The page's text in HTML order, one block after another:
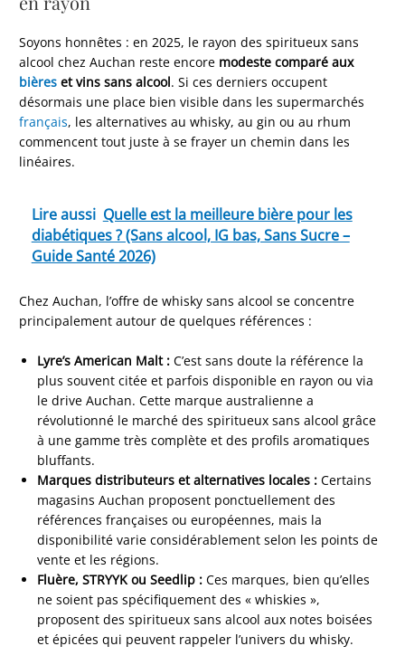
Soyons honnêtes : en 2025, le rayon des spiritueux sans
alcool chez Auchan reste encore modeste comparé aux
bières et vins sans alcool. Si ces derniers occupent
désormais une place bien visible dans les supermarchés
français, les alternatives au whisky, au gin ou au rhum
commencent tout juste à se frayer un chemin dans les
linéaires.
Lire aussi Quelle est la meilleure bière pour les
diabétiques ? (Sans alcool, IG bas, Sans Sucre –
Guide Santé 2026)
Chez Auchan, l’offre de whisky sans alcool se concentre
principalement autour de quelques références :
Lyre’s American Malt : C’est sans doute la référence la
plus souvent citée et parfois disponible en rayon ou via
le drive Auchan. Cette marque australienne a
révolutionné le marché des spiritueux sans alcool grâce
à une gamme très complète et des profils aromatiques
bluffants.
Marques distributeurs et alternatives locales : Certains
magasins Auchan proposent ponctuellement des
références françaises ou européennes, mais la
disponibilité varie considérablement selon les points de
vente et les régions.
Fluère, STRYYK ou Seedlip : Ces marques, bien qu’elles
ne soient pas spécifiquement des « whiskies »,
proposent des spiritueux sans alcool aux notes boisées
et épicées qui peuvent rappeler l’univers du whisky.